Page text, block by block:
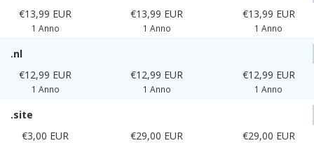
€13,99 EUR
1 Anno
€13,99 EUR
1 Anno
€13,99 EUR
1 Anno
.nl
€12,99 EUR
1 Anno
€12,99 EUR
1 Anno
€12,99 EUR
1 Anno
.site
€3,00 EUR
€29,00 EUR €29,00 EUR